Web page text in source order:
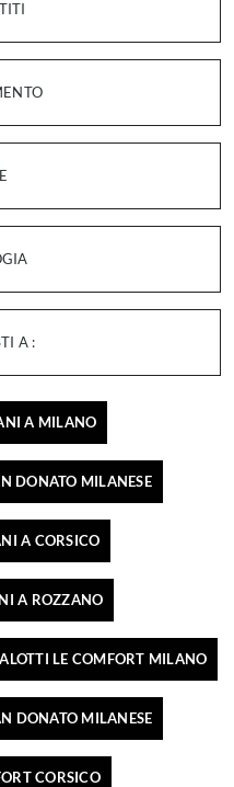
A :
A MILANO
DONATO MILANESE
A CORSICO
A ROZZANO
LE COMFORT MILANO
DONATO MILANESE
CORSICO